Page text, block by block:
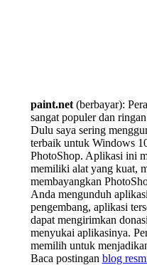
paint.net(berbayar):
sangat populer dan
Dulu saya sering
terbaik untuk Windows
PhotoShop. Aplikasi ini
memiliki alat yang kuat,
membayangkan
Anda mengunduh
pengembang, aplikasi
dapat mengirimkan
menyukai aplikasinya.
memilih untuk
Baca postingan blog